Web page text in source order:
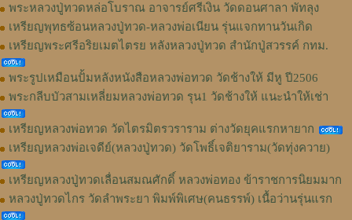
พระหลวงปู่ทวดหล่อโบราณ อาจารย์ศรีเงิน วัดดอนศาลา พัทลุง
เหรียญพุทธซ้อนหลวงปู่ทวด-หลวงพ่อเนียน รุ่นแจกทานวันเกิด
เหรียญพระศรีอริยเมตไตรย หลังหลวงปู่ทวด สำนักปู่สวรรค์ กทม.
พระรูปเหมือนปั้มหลังหนังสือหลวงพ่อทวด วัดช้างให้ มีหู ปี2506
พระกลีบบัวสามเหลี่ยมหลวงพ่อทวด รุน1 วัดช้างให้ แนะนำให้เช่า
เหรียญหลวงพ่อทวด วัดไตรมิตรวราราม ต่างวัดยุคแรกหายาก
เหรียญหลวงพ่อเจดีย์(หลวงปู่ทวด) วัดโพธิ์เจติยาราม(วัดทุ่งควาย)
เหรียญหลวงปู่ทวดเลื่อนสมณศักดิ์ หลวงพ่อทอง ข้าราชการนิยมมาก
หลวงปู่ทวดไกร วัดลำพระยา พิมพ์พิเศษ(คนธรรพ์) เนื้อว่านรุ่นแรก